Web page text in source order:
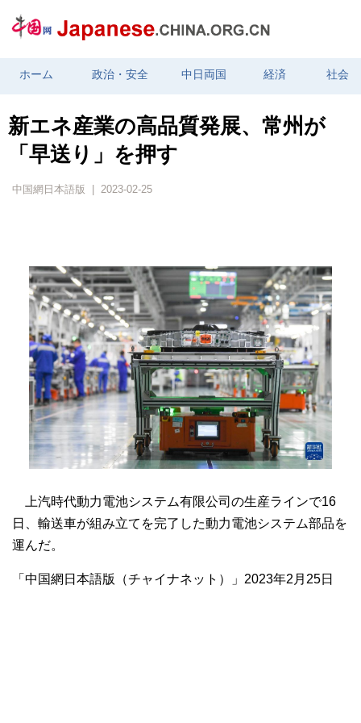
ホーム 政治・安全 中日両国 経済 社会
新エネ産業の高品質発展、常州が
「早送り」を押す
中国網日本語版 | 2023-02-25
上汽時代動力電池システム有限公司の生産ラインで16
日、輸送車が組み立てを完了した動力電池システム部品を
運んだ。
「中国網日本語版（チャイナネット）」2023年2月25日